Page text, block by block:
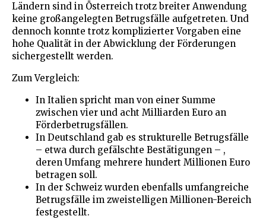
Ländern sind in Österreich trotz breiter Anwendung
keine großangelegten Betrugsfälle aufgetreten. Und
dennoch konnte trotz komplizierter Vorgaben eine
hohe Qualität in der Abwicklung der Förderungen
sichergestellt werden.
Zum Vergleich:
In Italien spricht man von einer Summe
zwischen vier und acht Milliarden Euro an
Förderbetrugsfällen.
In Deutschland gab es strukturelle Betrugsfälle
– etwa durch gefälschte Bestätigungen – ,
deren Umfang mehrere hundert Millionen Euro
betragen soll.
In der Schweiz wurden ebenfalls umfangreiche
Betrugsfälle im zweistelligen Millionen-Bereich
festgestellt.